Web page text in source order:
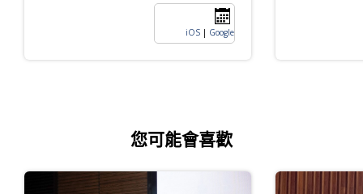
iOS | Google
您可能會喜歡